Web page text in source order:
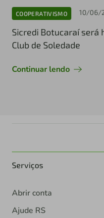
COOPERATIVISMO 10/06/
Sicredi Botucaraí será
Club de Soledade
Continuar lendo
Serviços
Abrir conta
Ajude RS